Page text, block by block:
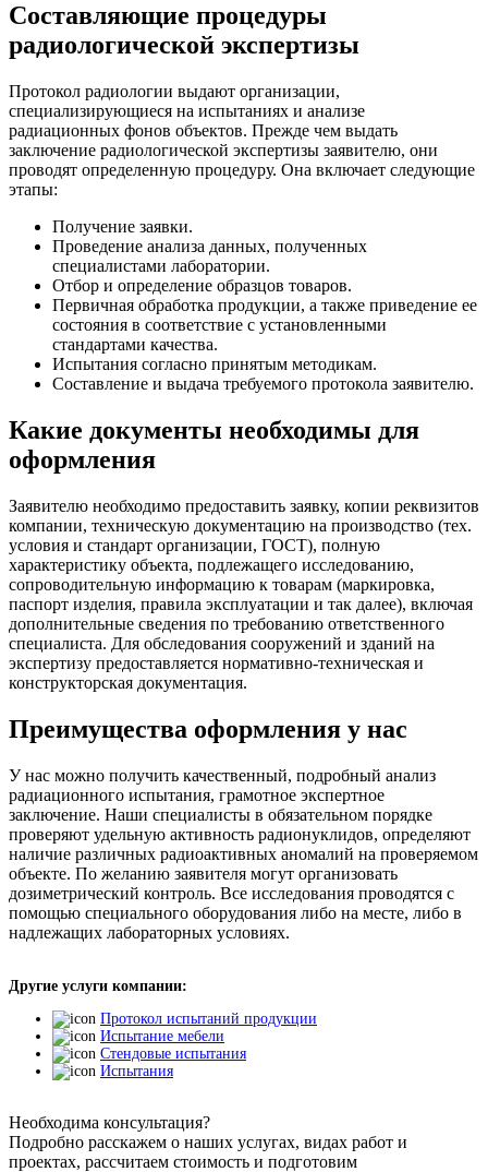
Составляющие процедуры
радиологической экспертизы
Протокол радиологии выдают организации,
специализирующиеся на испытаниях и анализе
радиационных фонов объектов. Прежде чем выдать
заключение радиологической экспертизы заявителю, они
проводят определенную процедуру. Она включает следующие
этапы:
Получение заявки.
Проведение анализа данных, полученных
специалистами лаборатории.
Отбор и определение образцов товаров.
Первичная обработка продукции, а также приведение ее
состояния в соответствие с установленными
стандартами качества.
Испытания согласно принятым методикам.
Составление и выдача требуемого протокола заявителю.
Какие документы необходимы для
оформления
Заявителю необходимо предоставить заявку, копии реквизитов
компании, техническую документацию на производство (тех.
условия и стандарт организации, ГОСТ), полную
характеристику объекта, подлежащего исследованию,
сопроводительную информацию к товарам (маркировка,
паспорт изделия, правила эксплуатации и так далее), включая
дополнительные сведения по требованию ответственного
специалиста. Для обследования сооружений и зданий на
экспертизу предоставляется нормативно-техническая и
конструкторская документация.
Преимущества оформления у нас
У нас можно получить качественный, подробный анализ
радиационного испытания, грамотное экспертное
заключение. Наши специалисты в обязательном порядке
проверяют удельную активность радионуклидов, определяют
наличие различных радиоактивных аномалий на проверяемом
объекте. По желанию заявителя могут организовать
дозиметрический контроль. Все исследования проводятся с
помощью специального оборудования либо на месте, либо в
надлежащих лабораторных условиях.
Другие услуги компании:
Протокол испытаний продукции
Испытание мебели
Стендовые испытания
Испытания
Необходима консультация?
Подробно расскажем о наших услугах, видах работ и
проектах, рассчитаем стоимость и подготовим